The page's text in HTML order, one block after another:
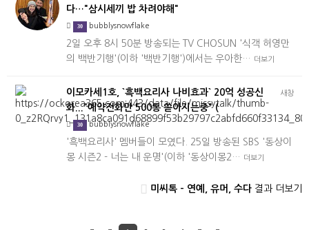
다…"삼시세끼 밥 차려야해"
30 bubblysnowflake
2일 오후 8시 50분 방송되는 TV CHOSUN '식객 허영만
의 백반기행'(이하 '백반기행')에서는 우아한…
더보기
새창
이모카세1호, `흑백요리사 나비효과` 20억 성공신
화..."예약전화만 500통 쏟아지는중" (
30 bubblysnowflake
'흑백요리사' 멤버들이 모였다. 25일 방송된 SBS '동상이
몽 시즌2 - 너는 내 운명'(이하 '동상이몽2…
더보기
미씨톡 - 연예, 유머, 수다 결과 더보기